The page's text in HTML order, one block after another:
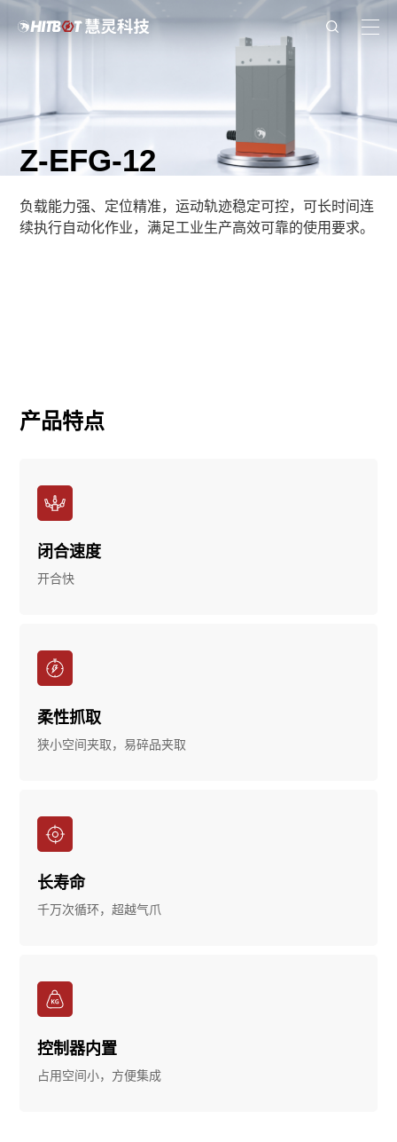
Z-EFG-12
负载能力强、定位精准，运动轨迹稳定可控，可长时间连
续执行自动化作业，满足工业生产高效可靠的使用要求。
产品特点
闭合速度
开合快
柔性抓取
狭小空间夹取，易碎品夹取
长寿命
千万次循环，超越气爪
控制器内置
占用空间小，方便集成